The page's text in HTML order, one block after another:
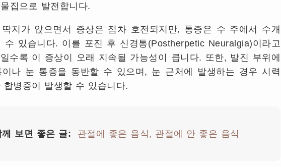
집으로 발전합니다.
지가 앉으면서 증상은 점차 호전되지만, 통증은 수 주에서 수개
수 있습니다. 이를 포진 후 신경통(Postherpetic Neuralgia)이라고
수록 이 증상이 오래 지속될 가능성이 큽니다. 또한, 발진 부위에
이나 눈 통증을 동반할 수 있으며, 눈 근처에 발생하는 경우 시력
합병증이 발생할 수 있습니다.
께 보면 좋은 글: 관절에 좋은 음식, 관절에 안 좋은 음식